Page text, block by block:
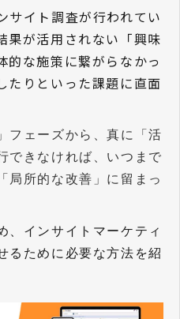
サイト調査が行われてい
果が活用されない「興味
的な施策に繋がらなかっ
たりといった課題に直面
フェーズから、真に「活
できなければ、いつまで
局所的な改善」に留まっ
、インサイトマーケティ
るために必要な方法を紹